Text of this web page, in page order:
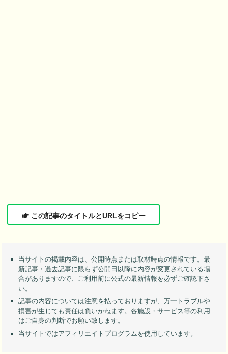
この記事のタイトルとURLをコピー
当サイトの掲載内容は、公開時点または取材時点の情報です。最
新記事・過去記事に限らず公開日以降に内容が変更されている場
合がありますので、ご利用前に公式の最新情報を必ずご確認下さ
い。
記事の内容については注意を払っておりますが、万一トラブルや
損害が生じても責任は負いかねます。各施設・サービス等の利用
はご自身の判断でお願い致します。
当サイトではアフィリエイトプログラムを使用しています。